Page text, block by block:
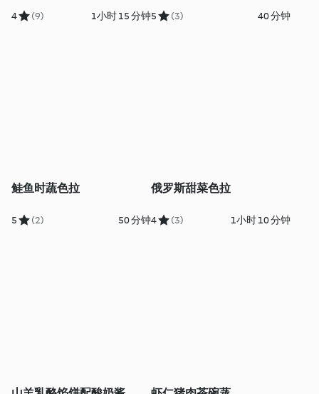
4 (9) 1小时 15 分钟5 (3) 40 分钟
鲑鱼时蔬色拉
5 (2) 50 分钟
俄罗斯甜菜色拉
4 (3) 1小时 10 分钟